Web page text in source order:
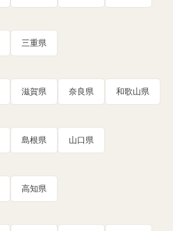
三重県
滋賀県 奈良県 和歌山県
島根県 山口県
高知県